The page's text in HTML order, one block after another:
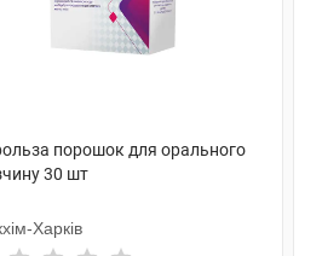
порошок для орального
30 шт
Харків